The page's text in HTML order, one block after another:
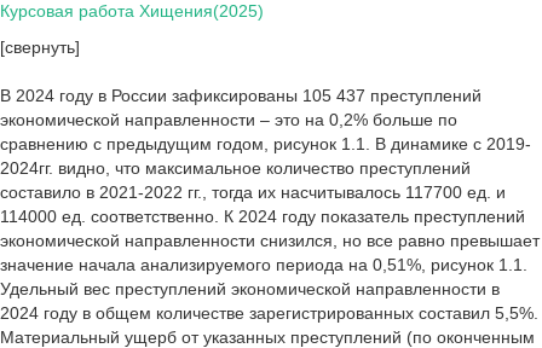
Курсовая работа Хищения(2025)
[свернуть]
В 2024 году в России зафиксированы 105 437 преступлений
экономической направленности – это на 0,2% больше по
сравнению с предыдущим годом, рисунок 1.1. В динамике с 2019-
2024гг. видно, что максимальное количество преступлений
составило в 2021-2022 гг., тогда их насчитывалось 117700 ед. и
114000 ед. соответственно. К 2024 году показатель преступлений
экономической направленности снизился, но все равно превышает
значение начала анализируемого периода на 0,51%, рисунок 1.1.
Удельный вес преступлений экономической направленности в
2024 году в общем количестве зарегистрированных составил 5,5%.
Материальный ущерб от указанных преступлений (по оконченным